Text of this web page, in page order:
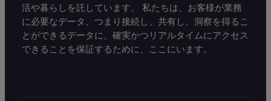
活や暮らしを託しています。 私たちは、お客様が業務
に必要なデータ、つまり接続し、共有し、洞察を得るこ
とができるデータに、確実かつリアルタイムにアクセス
できることを保証するために、ここにいます。